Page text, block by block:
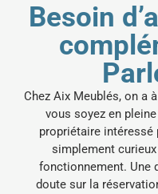
Besoin
Chez Aix Meublés, on a
vous soyez en
propriétaire intéressé
simplement
fonctionnement. Une
doute sur la